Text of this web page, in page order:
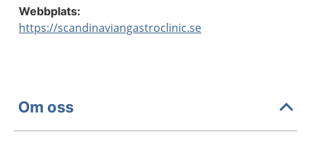
Webbplats:
https://scandinaviangastroclinic.se
Om oss